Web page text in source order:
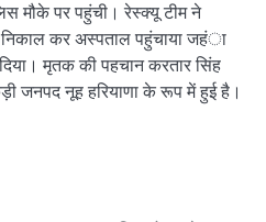
मौके पर पहुंची। रेस्क्यू टीम ने
कर अस्पताल पहुंचाया जहंा
मृतक की पहचान करतार सिंह
जनपद नूह हरियाणा के रूप में हुई है।